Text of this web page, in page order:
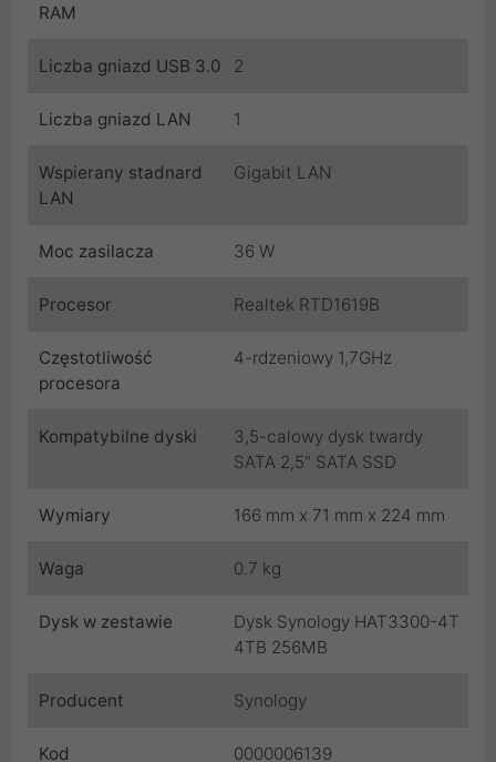
RAM
Liczba gniazd USB 3.0 2
Liczba gniazd LAN 1
Wspierany stadnard
LAN
Gigabit LAN
Moc zasilacza 36 W
Procesor Realtek RTD1619B
Częstotliwość
procesora
4-rdzeniowy 1,7GHz
Kompatybilne dyski
3,5-calowy dysk twardy
SATA 2,5" SATA SSD
Wymiary 166 mm x 71 mm x 224 mm
Waga 0.7 kg
Dysk w zestawie
Dysk Synology HAT3300-4T
4TB 256MB
Producent Synology
Kod 0000006139